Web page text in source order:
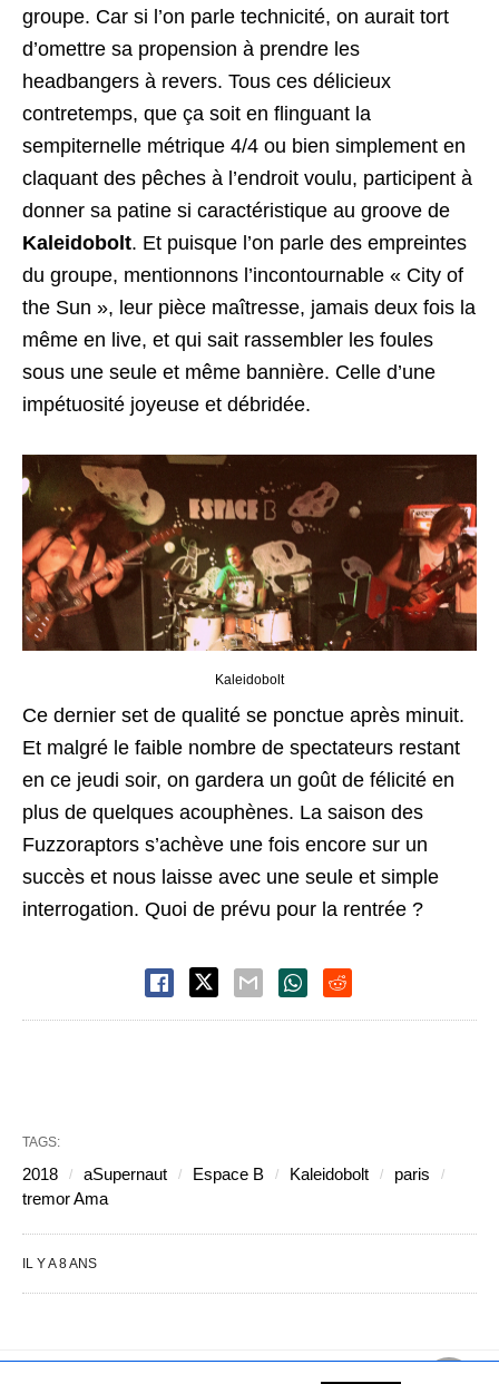
groupe. Car si l’on parle technicité, on aurait tort
d’omettre sa propension à prendre les
headbangers à revers. Tous ces délicieux
contretemps, que ça soit en flinguant la
sempiternelle métrique 4/4 ou bien simplement en
claquant des pêches à l’endroit voulu, participent à
donner sa patine si caractéristique au groove de
Kaleidobolt. Et puisque l’on parle des empreintes
du groupe, mentionnons l’incontournable « City of
the Sun », leur pièce maîtresse, jamais deux fois la
même en live, et qui sait rassembler les foules
sous une seule et même bannière. Celle d’une
impétuosité joyeuse et débridée.
Kaleidobolt
Ce dernier set de qualité se ponctue après minuit.
Et malgré le faible nombre de spectateurs restant
en ce jeudi soir, on gardera un goût de félicité en
plus de quelques acouphènes. La saison des
Fuzzoraptors s’achève une fois encore sur un
succès et nous laisse avec une seule et simple
interrogation. Quoi de prévu pour la rentrée ?
TAGS:
2018 aSupernaut Espace B Kaleidobolt
paris
tremor Ama
IL Y A 8 ANS